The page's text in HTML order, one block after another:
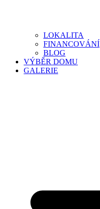
LOKALITA
FINANCOVÁNÍ
BLOG
VÝBĚR DOMU
GALERIE